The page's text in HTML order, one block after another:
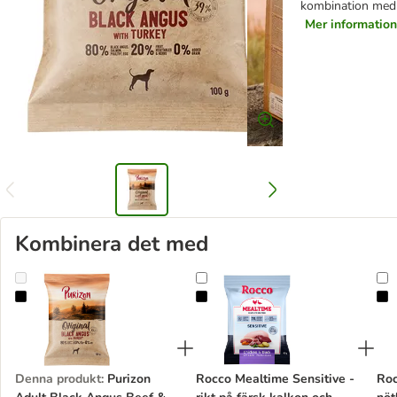
kombination
Mer information
Kombinera det med
Purizon Adult Black Angus Beef & Turkey - Grain Free
Denna produkt: Purizon
Rocco Mealtime Sensitive - rikt
Rocco Mealtime Sensitive -